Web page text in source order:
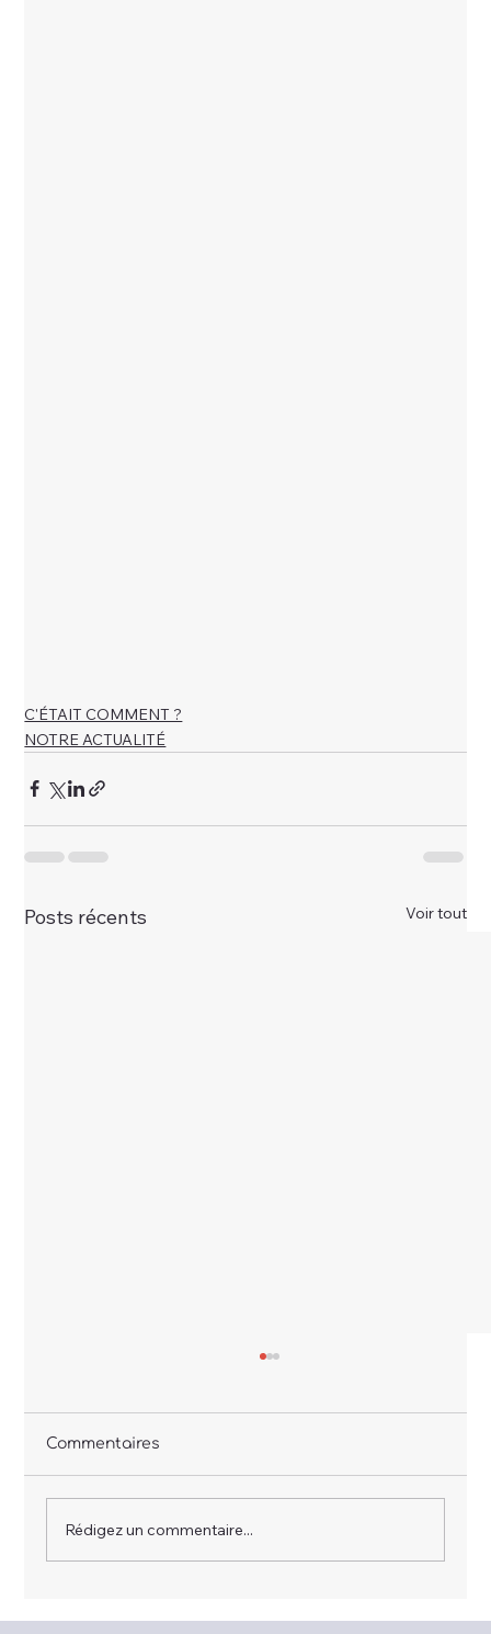
C'ÉTAIT COMMENT ?
NOTRE ACTUALITÉ
Posts récents Voir tout
Commentaires
Rédigez un commentaire...